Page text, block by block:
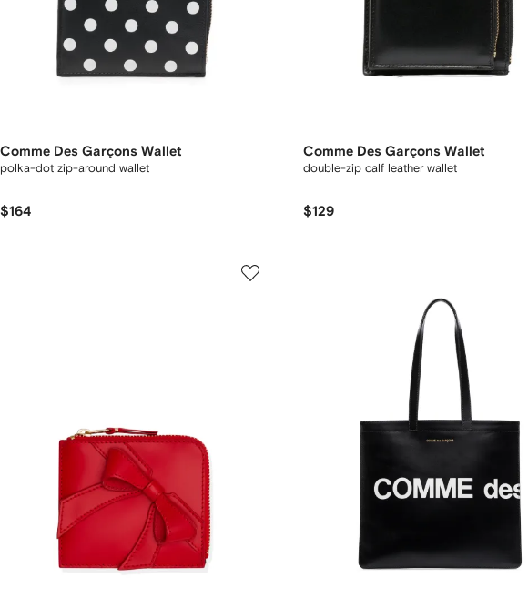
Comme Des Garçons Wallet
polka-dot zip-around wallet
$164
Comme Des Garçons Wallet
double-zip calf leather wallet
$129